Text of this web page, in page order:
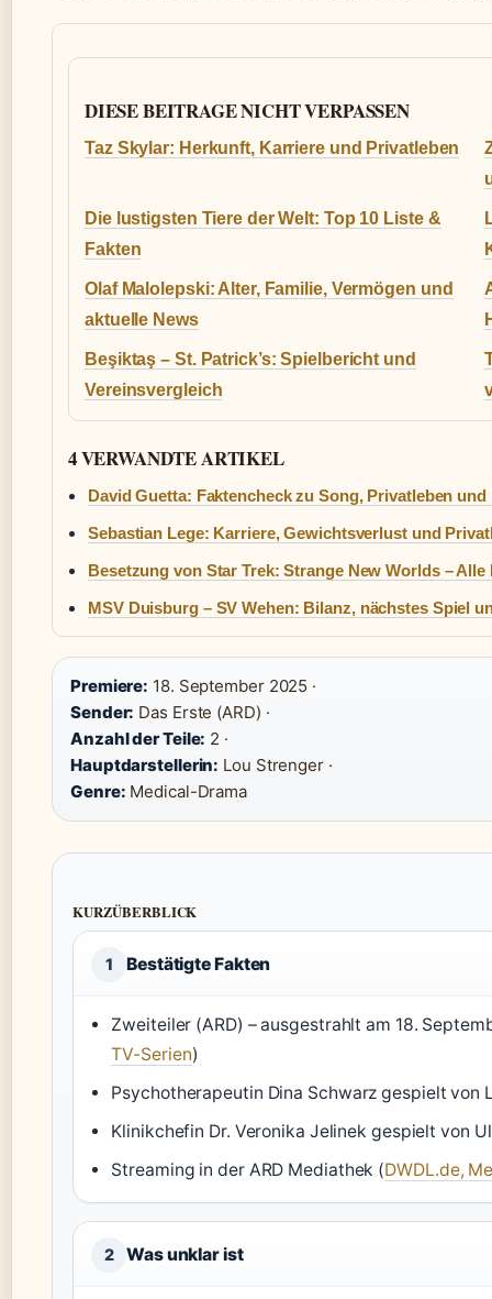
DIESE BEITRAGE NICHT VERPASSEN
Taz Skylar: Herkunft, Karriere und Privatleben
Die lustigsten Tiere der Welt: Top 10 Liste &
Fakten
Olaf Malolepski: Alter, Familie, Vermögen und
aktuelle News
Beşiktaş – St. Patrick’s: Spielbericht und
Vereinsvergleich
4 VERWANDTE ARTIKEL
David Guetta: Faktencheck zu Song, Privatleben
Sebastian Lege: Karriere, Gewichtsverlust und
Besetzung von Star Trek: Strange New Worlds – Alle
MSV Duisburg – SV Wehen: Bilanz, nächstes Spiel
Premiere: 18. September 2025 ·
Sender: Das Erste (ARD) ·
Anzahl der Teile: 2 ·
Hauptdarstellerin: Lou Strenger ·
Genre: Medical-Drama
KURZÜBERBLICK
1 Bestätigte Fakten
Zweiteiler (ARD) – ausgestrahlt am 18.
TV-Serien)
Psychotherapeutin Dina Schwarz gespielt von
Klinikchefin Dr. Veronika Jelinek gespielt von
Streaming in der ARD Mediathek (DWDL.de,
2 Was unklar ist